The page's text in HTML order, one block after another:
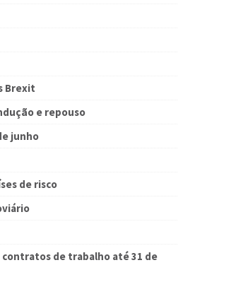
Brexit
e repouso
junho
de risco
contratos de trabalho até 31 de